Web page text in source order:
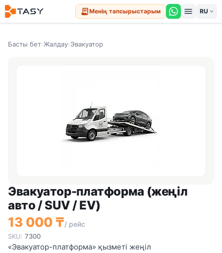
receipt_longМенің тапсырыстарым menu expand_more
Басты бет›Жалдау›Эвакуатор
Эвакуатор-платформа (жеңіл
авто / SUV / EV)
13 000 ₸/ рейс
SKU: 7300
«Эвакуатор-платформа» қызметі жеңіл